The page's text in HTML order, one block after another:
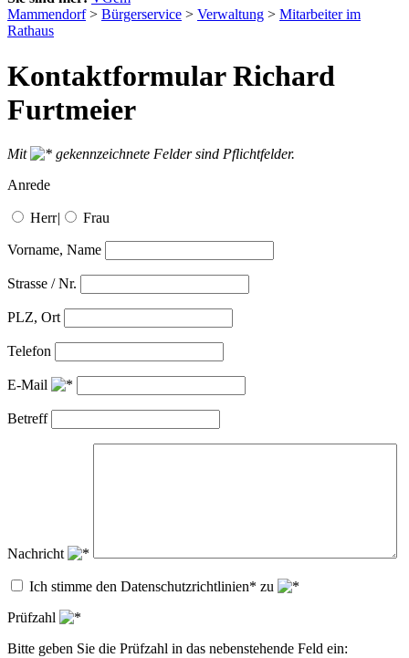
Mammendorf> Bürgerservice > Verwaltung > Mitarbeiter im
Rathaus
Kontaktformular Richard
Furtmeier
Mit
gekennzeichnete Felder sind Pflichtfelder.
Anrede
Herr| Frau
Vorname, Name
Strasse / Nr.
PLZ, Ort
Telefon
E-Mail
Betreff
Nachricht
Ich stimme den Datenschutzrichtlinien* zu
Prüfzahl
Bitte geben Sie die Prüfzahl in das nebenstehende Feld ein: